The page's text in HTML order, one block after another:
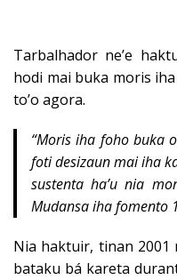
Tarbalhador ne’e
hodi mai buka moris
to’o agora.
“Moris iha foho buka
foti desizaun mai iha
sustenta ha’u nia
Mudansa iha fomento
Nia haktuir, tinan 2001
bataku bá kareta